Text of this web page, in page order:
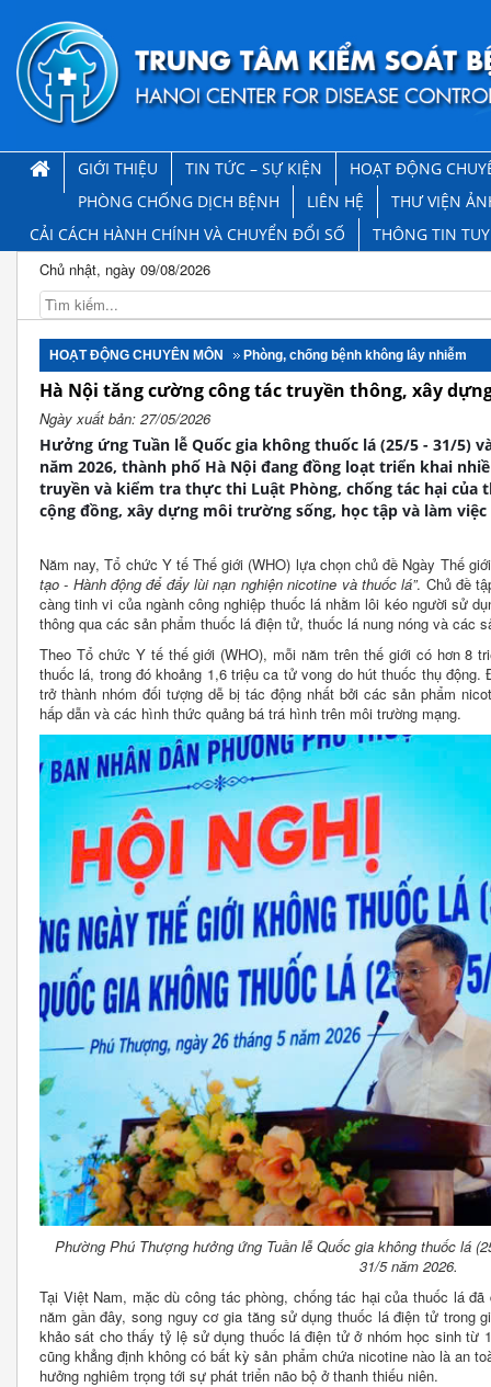
GIỚI THIỆU TIN TỨC – SỰ KIỆN
HOẠT ĐỘNG
PHÒNG CHỐNG DỊCH BỆNH
LIÊN HỆ
THƯ VIỆN
CẢI CÁCH HÀNH CHÍNH VÀ CHUYỂN ĐỔI SỐ
THÔNG TIN
Chủ nhật, ngày 09/08/2026
HOẠT ĐỘNG CHUYÊN MÔN Phòng, chống bệnh không lây nhiễm
Hà Nội tăng cường công tác truyền thông, xây
Ngày xuất bản: 27/05/2026
Hưởng ứng Tuần lễ Quốc gia không thuốc lá (25/5 - 31/5)
năm 2026, thành phố Hà Nội đang đồng loạt triển khai
truyền và kiểm tra thực thi Luật Phòng, chống tác hại của
cộng đồng, xây dựng môi trường sống, học tập và làm
Năm nay, Tổ chức Y tế Thế giới (WHO) lựa chọn chủ đề Ngày Thế
tạo - Hành động để đẩy lùi nạn nghiện nicotine và thuốc lá”. Chủ đề
càng tinh vi của ngành công nghiệp thuốc lá nhằm lôi kéo người sử
thông qua các sản phẩm thuốc lá điện tử, thuốc lá nung nóng và các
Theo Tổ chức Y tế thế giới (WHO), mỗi năm trên thế giới có hơn 8
thuốc lá, trong đó khoảng 1,6 triệu ca tử vong do hút thuốc thụ
trở thành nhóm đối tượng dễ bị tác động nhất bởi các sản phẩm
hấp dẫn và các hình thức quảng bá trá hình trên môi trường mạng.
Phường Phú Thượng hưởng ứng Tuần lễ Quốc gia không thuốc lá
31/5 năm 2026.
Tại Việt Nam, mặc dù công tác phòng, chống tác hại của thuốc lá
năm gần đây, song nguy cơ gia tăng sử dụng thuốc lá điện tử trong
khảo sát cho thấy tỷ lệ sử dụng thuốc lá điện tử ở nhóm học sinh từ
cũng khẳng định không có bất kỳ sản phẩm chứa nicotine nào là an
hưởng nghiêm trọng tới sự phát triển não bộ ở thanh thiếu niên.